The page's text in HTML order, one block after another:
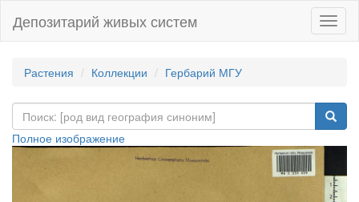
Депозитарий живых систем
Растения Коллекции Гербарий МГУ
Полное изображение